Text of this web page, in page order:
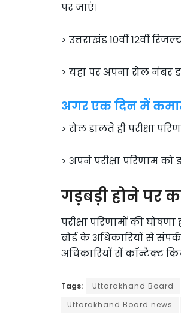
पर जाएं।
> उत्तराखंड 10वीं 12वीं
> यहां पर अपना रोल नंबर
अगर एक दिन में
> रोल डालते ही परीक्षा
> अपने परीक्षा परिणाम
गड़बड़ी होने पर
परीक्षा परिणामों की
बोर्ड के अधिकारियों से
अधिकारियों सें कॉन्टैक्ट
Tags: Uttarakhand Board
Uttarakhand Board news